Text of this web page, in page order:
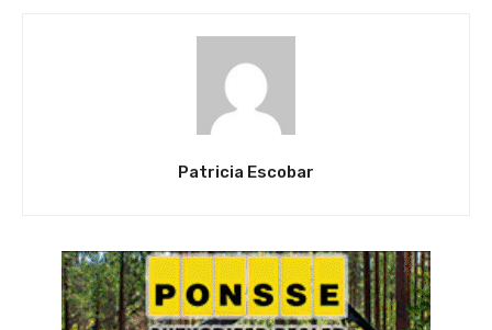
Patricia Escobar